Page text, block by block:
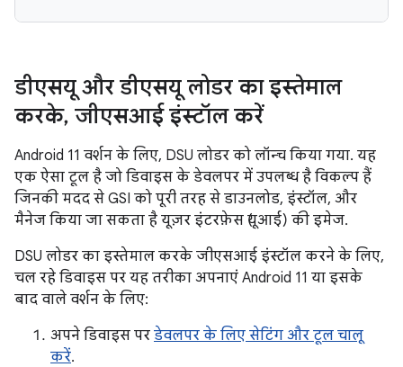
डीएसयू और डीएसयू लोडर का इस्तेमाल
करके, जीएसआई इंस्टॉल करें
Android 11 वर्शन के लिए, DSU लोडर को लॉन्च किया गया. यह
एक ऐसा टूल है जो डिवाइस के डेवलपर में उपलब्ध है विकल्प हैं
जिनकी मदद से GSI को पूरी तरह से डाउनलोड, इंस्टॉल, और
मैनेज किया जा सकता है यूज़र इंटरफ़ेस (यूआई) की इमेज.
DSU लोडर का इस्तेमाल करके जीएसआई इंस्टॉल करने के लिए,
चल रहे डिवाइस पर यह तरीका अपनाएं Android 11 या इसके
बाद वाले वर्शन के लिए:
अपने डिवाइस पर डेवलपर के लिए सेटिंग और टूल चालू
करें.